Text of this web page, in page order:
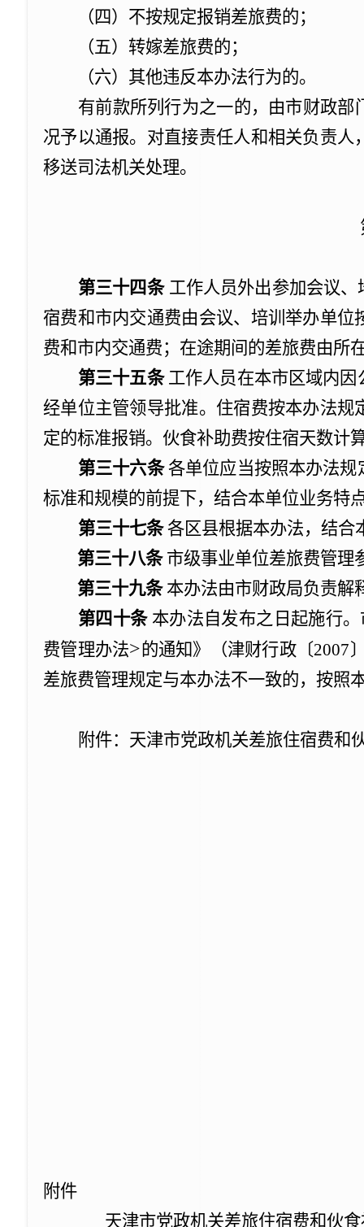
（四）不按规定报销差旅费的；
（五）转嫁差旅费的；
（六）其他违反本办法行为的。
有前款所列行为之一的，由市财政
况予以通报。对直接责任人和相关负责
移送司法机关处理。
第三十四条 工作人员外出参加会议
宿费和市内交通费由会议、培训举办单
费和市内交通费；在途期间的差旅费由所
第三十五条 工作人员在本市区域内
经单位主管领导批准。住宿费按本办法
定的标准报销。伙食补助费按住宿天数计
第三十六条各单位应当按照本办法
标准和规模的前提下，结合本单位业务特
第三十七条各区县根据本办法，结合
第三十八条 市级事业单位差旅费管理
第三十九条 本办法由市财政局负责解
第四十条 本办法自发布之日起施行
费管理办法>的通知》（津财行政〔2007
差旅费管理规定与本办法不一致的，按照
附件：天津市党政机关差旅住宿费和
附件
天津市党政机关差旅住宿费和伙